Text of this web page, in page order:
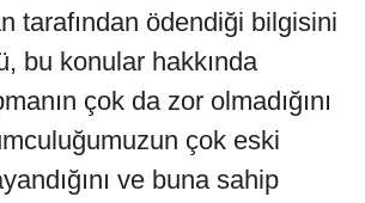
tarafından ödendiği bilgisini
bu konular hakkında
çok da zor olmadığını
çok eski
ve buna sahip